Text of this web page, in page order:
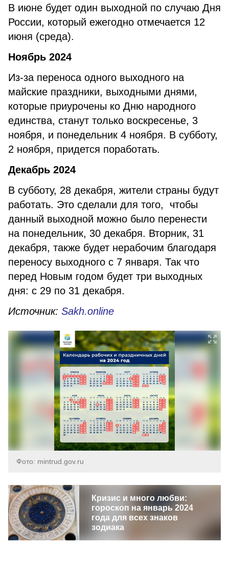
В июне будет один выходной по случаю Дня
России, который ежегодно отмечается 12
июня (среда).
Ноябрь 2024
Из-за переноса одного выходного на
майские праздники, выходными днями,
которые приурочены ко Дню народного
единства, станут только воскресенье, 3
ноября, и понедельник 4 ноября. В субботу,
2 ноября, придется поработать.
Декабрь 2024
В субботу, 28 декабря, жители страны будут
работать. Это сделали для того, чтобы
данный выходной можно было перенести
на понедельник, 30 декабря. Вторник, 31
декабря, также будет нерабочим благодаря
переносу выходного с 7 января. Так что
перед Новым годом будет три выходных
дня: с 29 по 31 декабря.
Источник: Sakh.online
Фото: mintrud.gov.ru
Кризис и много любви:
гороскоп на январь 2024
года для всех знаков
зодиака